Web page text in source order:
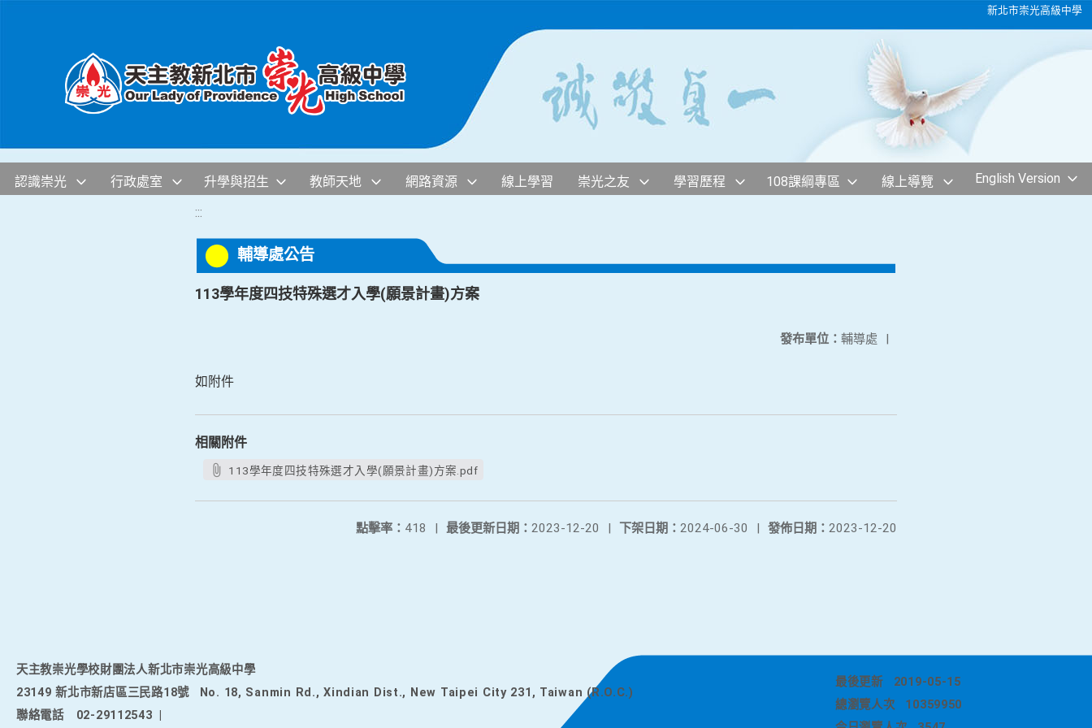
新北市崇光高級中學
認識崇光 行政處室 升學與招生 教師天地 網路資源 線上學習 崇光之友 學習歷程 108課綱專區 線上導覽 English Version
:::
輔導處公告
113學年度四技特殊選才入學(願景計畫)方案
發布單位： 輔導處 |
如附件
相關附件
113學年度四技特殊選才入學(願景計畫)方案.pdf
發佈日期： 2023-12-20
下架日期： 2024-06-30 |
最後更新日期： 2023-12-20 |
點擊率： 418 |
天主教崇光學校財團法人新北市崇光高級中學
23149 新北市新店區三民路18號
No. 18, Sanmin Rd., Xindian Dist., New Taipei City 231, Taiwan (R.O.C.)
聯絡電話
02-29112543
最後更新
2019-05-15
總瀏覽人次
10359950